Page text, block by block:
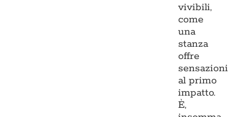
vivibili,
come
una
stanza
offre
sensazioni
al primo
impatto.
È,